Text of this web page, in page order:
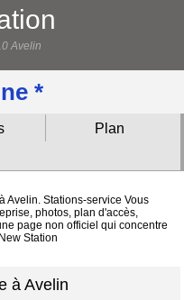
Avelin
*
Plan
Avelin. Stations-service Vous
photos, plan d'accès,
page non officiel qui concentre
Station
à Avelin